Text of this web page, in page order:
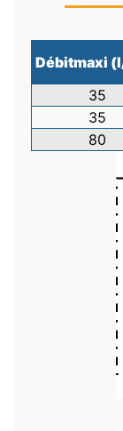
Débitmaxi
35
35
80